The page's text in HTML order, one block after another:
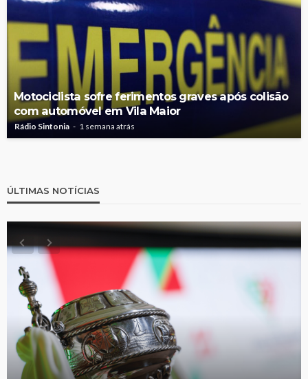
Motociclista sofre ferimentos graves após colisão
com automóvel em Vila Maior
Rádio Sintonia 1 semana atrás
ÚLTIMAS NOTÍCIAS